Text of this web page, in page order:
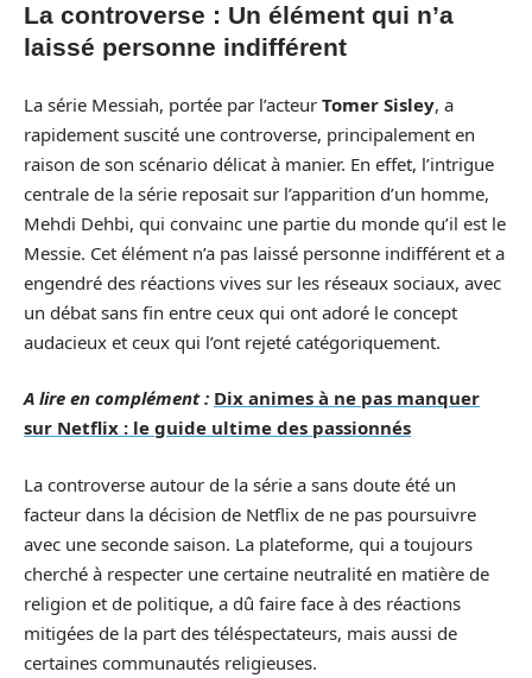
La controverse : Un élément qui n’a
laissé personne indifférent
La série Messiah, portée par l’acteur Tomer Sisley, a
rapidement suscité une controverse, principalement en
raison de son scénario délicat à manier. En effet, l’intrigue
centrale de la série reposait sur l’apparition d’un homme,
Mehdi Dehbi, qui convainc une partie du monde qu’il est le
Messie. Cet élément n’a pas laissé personne indifférent et a
engendré des réactions vives sur les réseaux sociaux, avec
un débat sans fin entre ceux qui ont adoré le concept
audacieux et ceux qui l’ont rejeté catégoriquement.
A lire en complément : Dix animes à ne pas manquer
sur Netflix : le guide ultime des passionnés
La controverse autour de la série a sans doute été un
facteur dans la décision de Netflix de ne pas poursuivre
avec une seconde saison. La plateforme, qui a toujours
cherché à respecter une certaine neutralité en matière de
religion et de politique, a dû faire face à des réactions
mitigées de la part des téléspectateurs, mais aussi de
certaines communautés religieuses.